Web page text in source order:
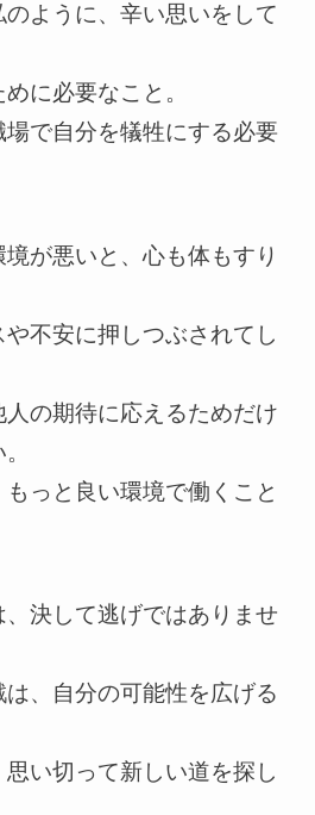
ように、辛い思いをして
に必要なこと。
で自分を犠牲にする必要
が悪いと、心も体もすり
不安に押しつぶされてし
の期待に応えるためだけ
っと良い環境で働くこと
決して逃げではありませ
、自分の可能性を広げる
い切って新しい道を探し